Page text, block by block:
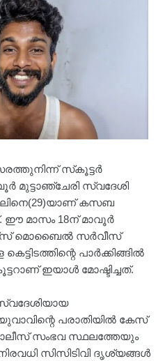
സ്‌കൂട്ടർ
മുട്ടാഞ്ചേരി സ്വദേശി
കസബ
മാസം 18ന് മാവൂർ
മൊബൈൽ സർവീസ്
പാർക്കിങ്ങിൽ
ഇയാൾ മോഷ്ടിച്ചത്.
പരാതിയിൽ കേസ്
സംഭവ സ്ഥലത്തേയും
സിസിടിവി ദൃശ്യങ്ങൾ